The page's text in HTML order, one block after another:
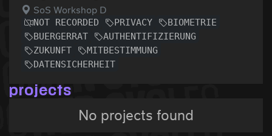
SoS Workshop D
NOT RECORDED PRIVACY
BIOMETRIE
BUERGERRAT
AUTHENTIFIZIERUNG
ZUKUNFT
MITBESTIMMUNG
DATENSICHERHEIT
projects
No projects found